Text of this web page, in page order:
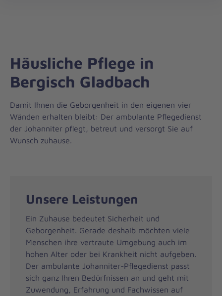
Häusliche Pflege in
Bergisch Gladbach
Damit Ihnen die Geborgenheit in den eigenen vier
Wänden erhalten bleibt: Der ambulante Pflegedienst
der Johanniter pflegt, betreut und versorgt Sie auf
Wunsch zuhause.
Unsere Leistungen
Ein Zuhause bedeutet Sicherheit und
Geborgenheit. Gerade deshalb möchten viele
Menschen ihre vertraute Umgebung auch im
hohen Alter oder bei Krankheit nicht aufgeben.
Der ambulante Johanniter-Pflegedienst passt
sich ganz Ihren Bedürfnissen an und geht mit
Zuwendung, Erfahrung und Fachwissen auf